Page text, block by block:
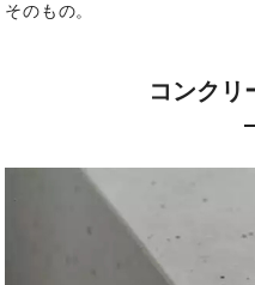
そのもの。
コンクリ